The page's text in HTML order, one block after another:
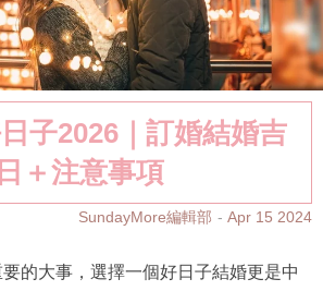
子2026｜訂婚結婚吉
日＋注意事項
SundayMore編輯部 Apr 15 2024
的大事，選擇一個好日子結婚更是中